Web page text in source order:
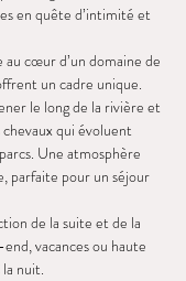
en quête d’intimité et
cœur d’un domaine de
un cadre unique.
le long de la rivière et
qui évoluent
Une atmosphère
parfaite pour un séjour
de la suite et de la
vacances ou haute
nuit.